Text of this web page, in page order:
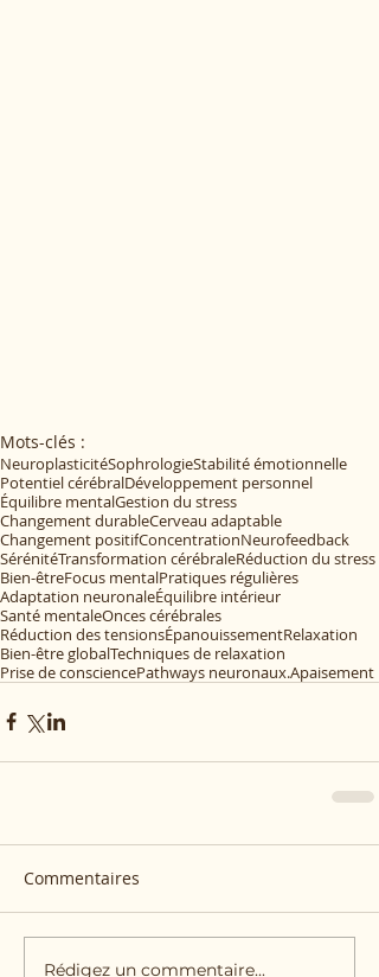
Mots-clés :
NeuroplasticitéSophrologieStabilité émotionnelle
Potentiel cérébralDéveloppement personnel
Équilibre mentalGestion du stress
Changement durableCerveau adaptable
Changement positifConcentrationNeurofeedback
SérénitéTransformation cérébraleRéduction du stress
Bien-êtreFocus mentalPratiques régulières
Adaptation neuronaleÉquilibre intérieur
Santé mentaleOnces cérébrales
Réduction des tensionsÉpanouissementRelaxation
Bien-être globalTechniques de relaxation
Prise de consciencePathways neuronaux.Apaisement
Commentaires
Rédigez un commentaire...